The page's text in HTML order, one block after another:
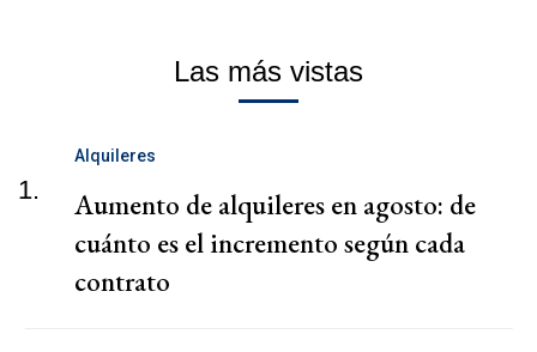
Las más vistas
1.
Alquileres
Aumento de alquileres en agosto: de
cuánto es el incremento según cada
contrato